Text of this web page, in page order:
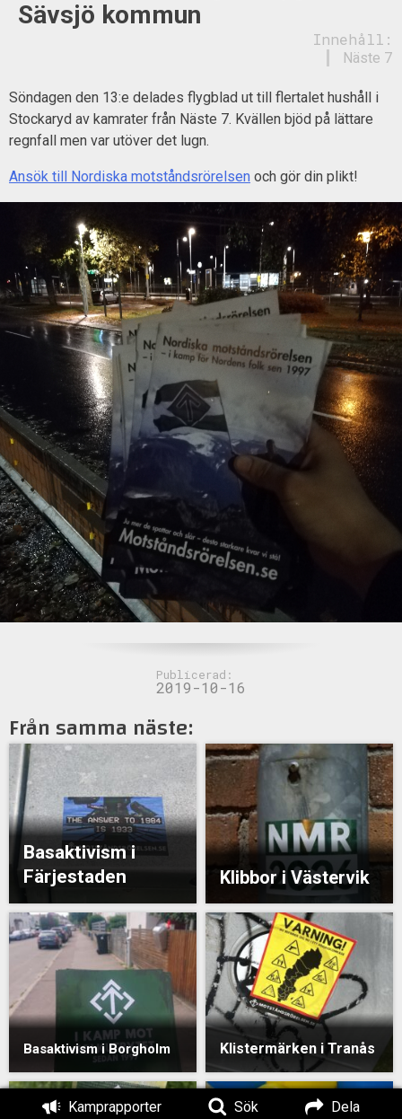
Kamprapporter Sök Dela
Sävsjö kommun
Innehåll:
Näste 7
Söndagen den 13:e delades flygblad ut till flertalet hushåll i
Stockaryd av kamrater från Näste 7. Kvällen bjöd på lättare
regnfall men var utöver det lugn.
Ansök till Nordiska motståndsrörelsen och gör din plikt!
Publicerad:
2019-10-16
Från samma näste:
Basaktivism i
Färjestaden
Klibbor i Västervik
Basaktivism i Borgholm Klistermärken i Tranås